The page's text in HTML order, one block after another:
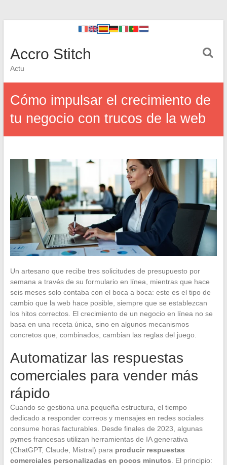
Accro Stitch
Actu
Cómo impulsar el crecimiento de
tu negocio con trucos de la web
Un artesano que recibe tres solicitudes de presupuesto por
semana a través de su formulario en línea, mientras que hace
seis meses solo contaba con el boca a boca: este es el tipo de
cambio que la web hace posible, siempre que se establezcan
los hitos correctos. El crecimiento de un negocio en línea no se
basa en una receta única, sino en algunos mecanismos
concretos que, combinados, cambian las reglas del juego.
Automatizar las respuestas
comerciales para vender más
rápido
Cuando se gestiona una pequeña estructura, el tiempo
dedicado a responder correos y mensajes en redes sociales
consume horas facturables. Desde finales de 2023, algunas
pymes francesas utilizan herramientas de IA generativa
(ChatGPT, Claude, Mistral) para producir respuestas
comerciales personalizadas en pocos minutos . El principio: